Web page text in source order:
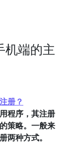
机端的主
册？
程序，其注册
策略。一般来
两种方式。